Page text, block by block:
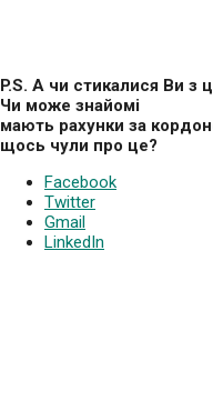
P.S. А чи стикалися Ви з
Чи може знайомі
мають рахунки за
щось чули про це?
Facebook
Twitter
Gmail
LinkedIn